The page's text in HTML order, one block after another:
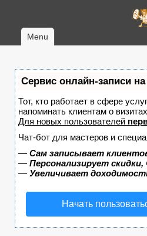
Menu
Сервис онлайн-записи
Тот, кто работает в сфере
напоминать клиентам о
Для новых пользователей
Чат-бот для мастеров и
— Сам записывает
— Персонализирует
— Увеличивает
Начать